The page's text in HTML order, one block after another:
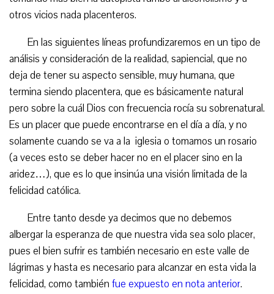
otros vicios nada placenteros.
En las siguientes líneas profundizaremos en un tipo de
análisis y consideración de la realidad, sapiencial, que no
deja de tener su aspecto sensible, muy humana, que
termina siendo placentera, que es básicamente natural
pero sobre la cuál Dios con frecuencia rocía su sobrenatural.
Es un placer que puede encontrarse en el día a día, y no
solamente cuando se va a la iglesia o tomamos un rosario
(a veces esto se deber hacer no en el placer sino en la
aridez…), que es lo que insinúa una visión limitada de la
felicidad católica.
Entre tanto desde ya decimos que no debemos
albergar la esperanza de que nuestra vida sea solo placer,
pues el bien sufrir es también necesario en este valle de
lágrimas y hasta es necesario para alcanzar en esta vida la
felicidad, como también fue expuesto en nota anterior.